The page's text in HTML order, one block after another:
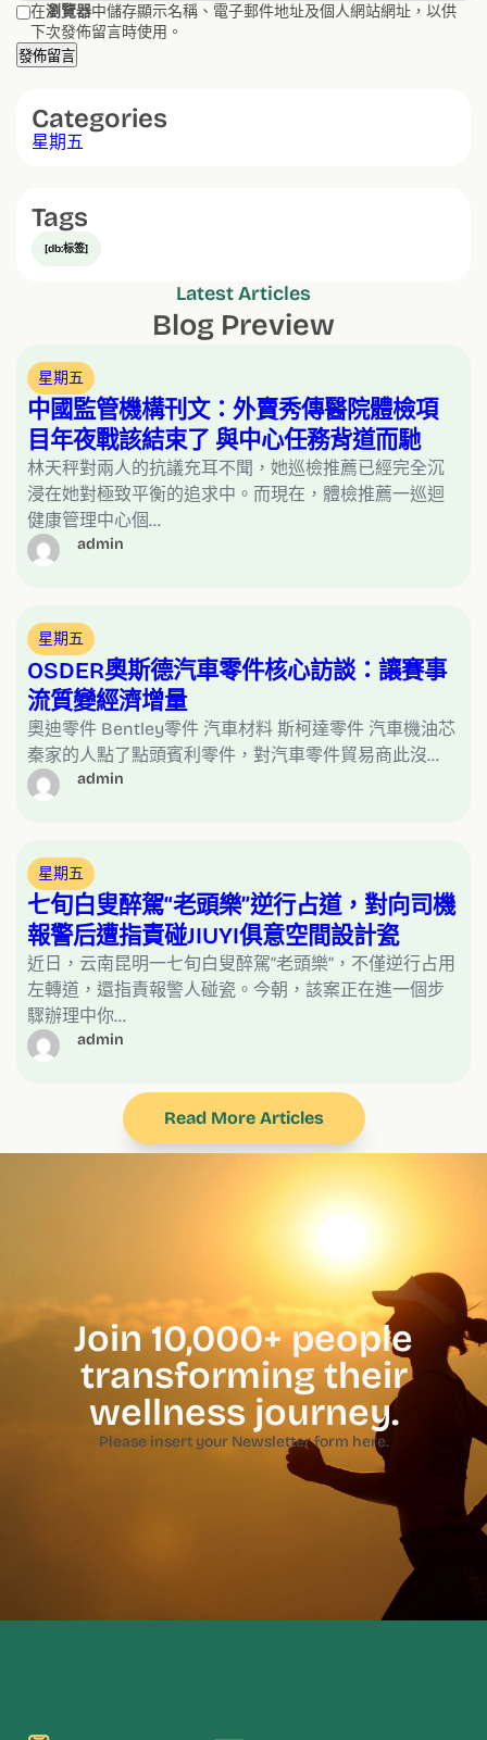
在瀏覽器中儲存顯示名稱、電子郵件地址及個人網站網址，以供
下次發佈留言時使用。
Categories
星期五
Tags
[db:标签]
Latest Articles
Blog Preview
星期五
中國監管機構刊文：外賣秀傳醫院體檢項
目年夜戰該結束了 與中心任務背道而馳
林天秤對兩人的抗議充耳不聞，她巡檢推薦已經完全沉
浸在她對極致平衡的追求中。而現在，體檢推薦一巡迴
健康管理中心個…
admin
星期五
OSDER奧斯德汽車零件核心訪談：讓賽事
流質變經濟增量
奧迪零件 Bentley零件 汽車材料 斯柯達零件 汽車機油芯
秦家的人點了點頭賓利零件，對汽車零件貿易商此沒…
admin
星期五
七旬白叟醉駕“老頭樂”逆行占道，對向司機
報警后遭指責碰JIUYI俱意空間設計瓷
近日，云南昆明一七旬白叟醉駕“老頭樂”，不僅逆行占用
左轉道，還指責報警人碰瓷。今朝，該案正在進一個步
驟辦理中你…
admin
Read More Articles
Join 10,000+ people
transforming their
wellness journey.
Please insert your Newsletter form here.